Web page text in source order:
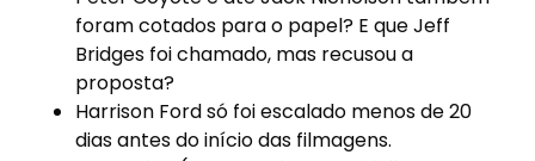
foram cotados para o papel? E que Jeff
Bridges foi chamado, mas recusou a
proposta?
Harrison Ford só foi escalado menos de 20
dias antes do início das filmagens.